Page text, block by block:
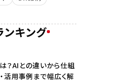
キング
？AIとの違いから仕組
活用事例まで幅広く解